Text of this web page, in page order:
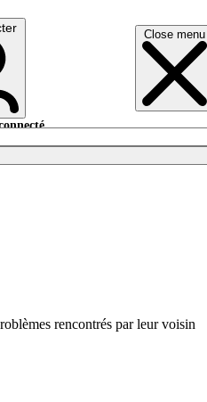
Close menu
rencontrés par leur voisin